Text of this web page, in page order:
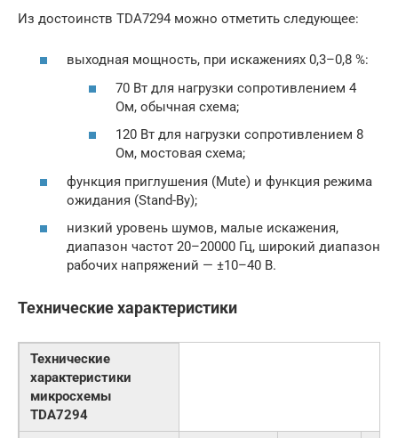
Из достоинств TDA7294 можно отметить следующее:
выходная мощность, при искажениях 0,3–0,8 %:
70 Вт для нагрузки сопротивлением 4
Ом, обычная схема;
120 Вт для нагрузки сопротивлением 8
Ом, мостовая схема;
функция приглушения (Mute) и функция режима
ожидания (Stand-By);
низкий уровень шумов, малые искажения,
диапазон частот 20–20000 Гц, широкий диапазон
рабочих напряжений — ±10–40 В.
Технические характеристики
Технические
характеристики
микросхемы
TDA7294